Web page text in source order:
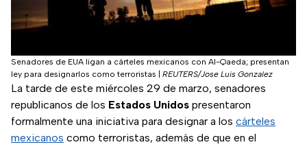
Senadores de EUA ligan a cárteles mexicanos con Al-Qaeda; presentan
ley para designarlos como terroristas
REUTERS/Jose Luis Gonzalez
La tarde de este miércoles 29 de marzo, senadores
republicanos de los Estados Unidos presentaron
formalmente una iniciativa para designar a los cárteles
mexicanos como terroristas, además de que en el